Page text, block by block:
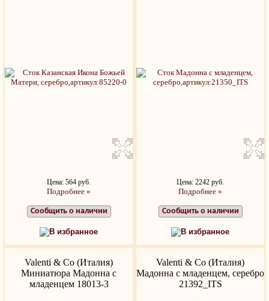
Цена: 564 руб.
Подробнее »
Сообщить о наличии
В избранное
Цена: 2242 руб.
Подробнее »
Сообщить о наличии
В избранное
Valenti & Co (Италия)
Миниатюра Мадонна с
младенцем 18013-3
Valenti & Co (Италия)
Мадонна с младенцем, серебро
21392_ITS